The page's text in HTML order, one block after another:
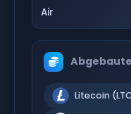
Air
Litecoin